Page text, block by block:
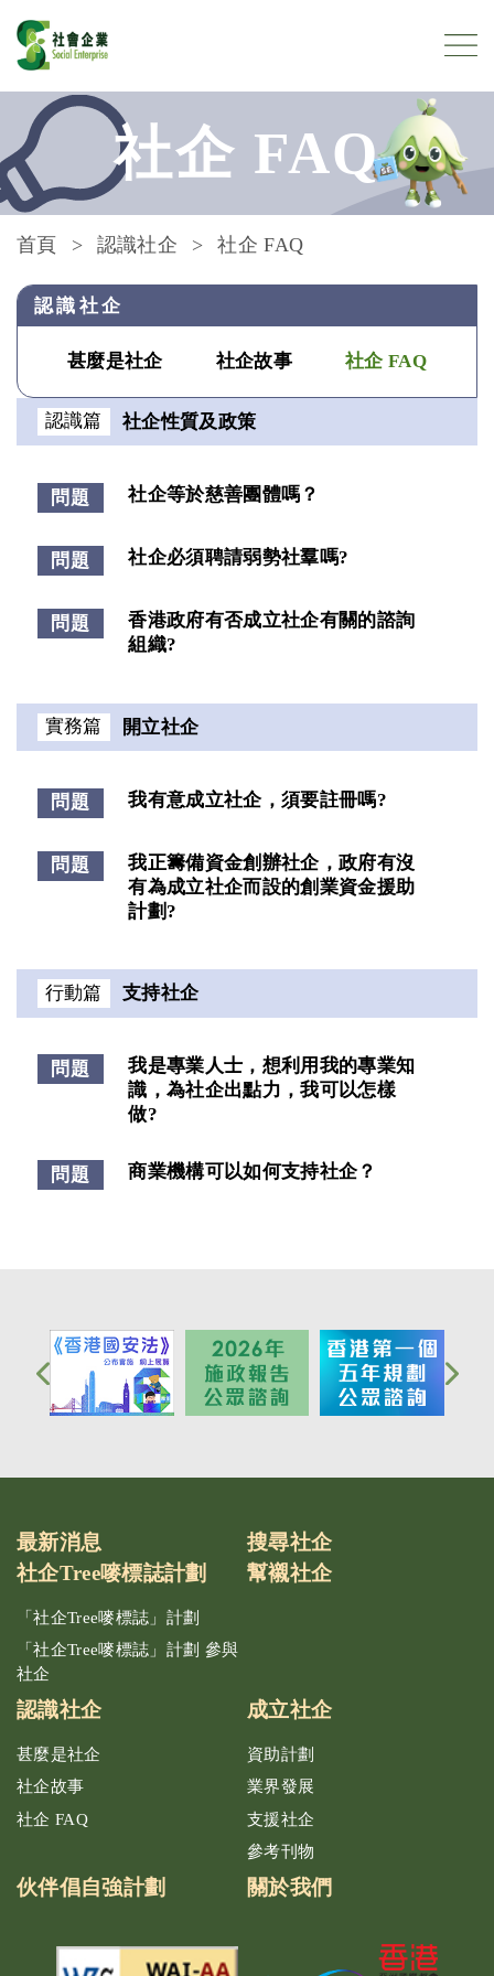
跳到內容
社企 FAQ
首頁 認識社企 社企 FAQ
認識社企
甚麼是社企 社企故事 社企 FAQ
認識篇 社企性質及政策
問題 社企等於慈善團體嗎？
問題 社企必須聘請弱勢社羣嗎?
問題
香港政府有否成立社企有關的諮詢
組織?
實務篇 開立社企
問題 我有意成立社企，須要註冊嗎?
問題
我正籌備資金創辦社企，政府有沒
有為成立社企而設的創業資金援助
計劃?
行動篇 支持社企
問題
我是專業人士，想利用我的專業知
識，為社企出點力，我可以怎樣
做?
問題 商業機構可以如何支持社企？
最新消息
搜尋社企
社企Tree嘜標誌計劃
「社企Tree嘜標誌」計劃
「社企Tree嘜標誌」計劃 參與
社企
幫襯社企
認識社企
甚麼是社企
社企故事
社企 FAQ
成立社企
資助計劃
業界發展
支援社企
參考刊物
伙伴倡自強計劃 關於我們